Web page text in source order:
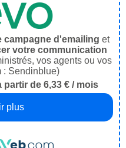
campagne d'emailing et
votre communication
vos agents ou vos
: Sendinblue)
de 6,33 € / mois
plus